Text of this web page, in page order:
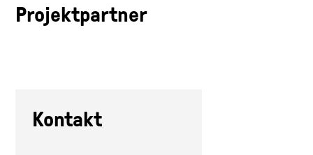
Projektpartner
Kontakt